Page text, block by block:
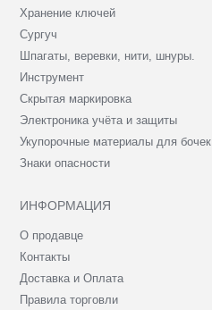
Хранение ключей
Сургуч
Шпагаты, веревки, нити, шнуры.
Инструмент
Скрытая маркировка
Электроника учёта и защиты
Укупорочные материалы для бочек
Знаки опасности
ИНФОРМАЦИЯ
О продавце
Контакты
Доставка и Оплата
Правила торговли